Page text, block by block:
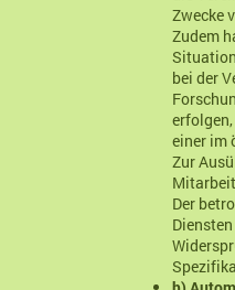
Zwecke
Zudem
bei der
einer im
Zur
Der